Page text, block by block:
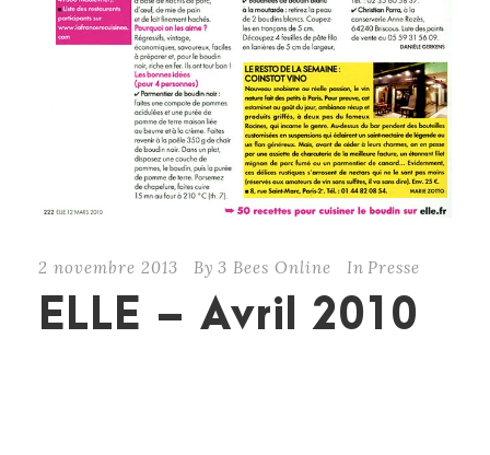
2 novembre 2013 By 3 Bees Online In Presse
ELLE – Avril 2010